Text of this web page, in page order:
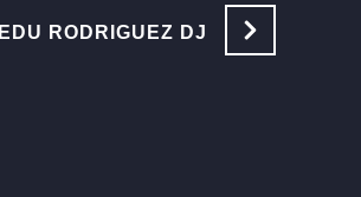
EDU RODRIGUEZ DJ